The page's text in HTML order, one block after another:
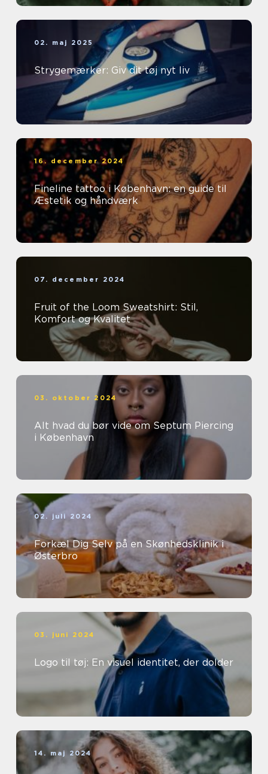
02. maj 2025
Strygemærker: Giv dit tøj nyt liv
16. december 2024
Fineline tattoo i København: en guide til
Æstetik og håndværk
07. december 2024
Fruit of the Loom Sweatshirt: Stil,
Komfort og Kvalitet
03. oktober 2024
Alt hvad du bør vide om Septum Piercing
i København
02. juli 2024
Forkæl Dig Selv på en Skønhedsklinik i
Østerbro
03. juni 2024
Logo til tøj: En visuel identitet, der dolder
14. maj 2024